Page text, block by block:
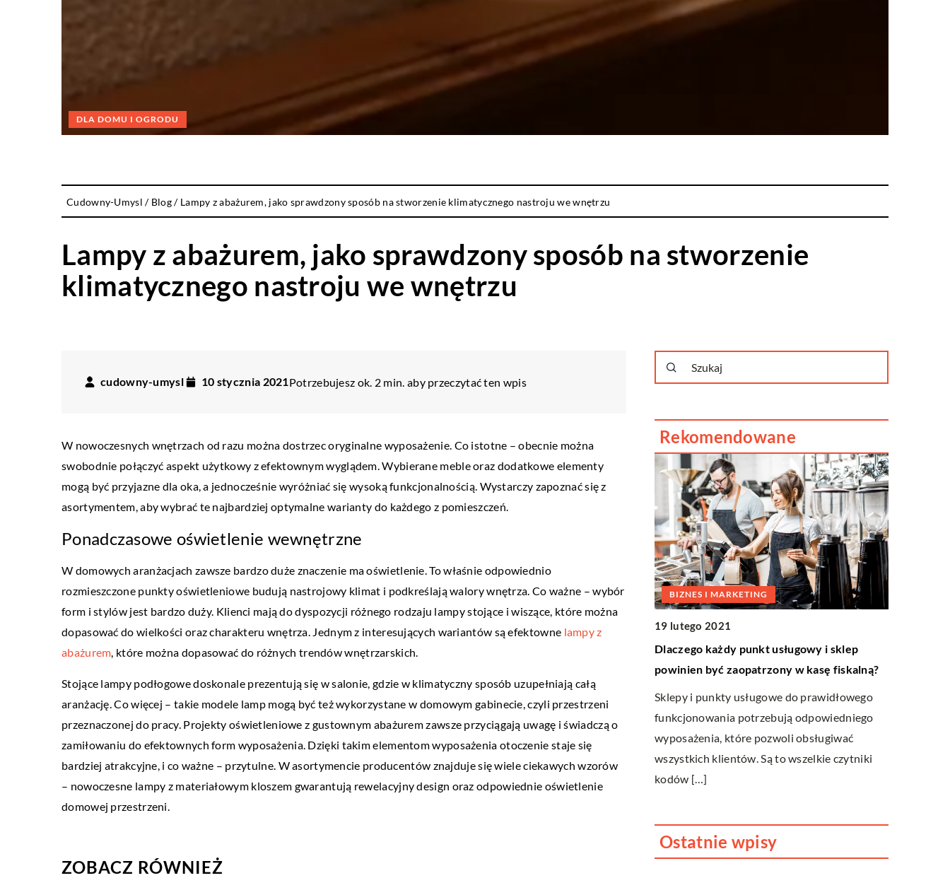
DLA DOMU I OGRODU
Cudowny-Umysl / Blog/ Lampy z abażurem, jako sprawdzony sposób na stworzenie klimatycznego nastroju we wnętrzu
Lampy z abażurem, jako sprawdzony sposób na stworzenie
klimatycznego nastroju we wnętrzu
cudowny-umysl 10 stycznia 2021Potrzebujesz ok. 2 min. aby przeczytać ten wpis
W nowoczesnych wnętrzach od razu można dostrzec oryginalne wyposażenie. Co istotne – obecnie można
swobodnie połączyć aspekt użytkowy z efektownym wyglądem. Wybierane meble oraz dodatkowe elementy
mogą być przyjazne dla oka, a jednocześnie wyróżniać się wysoką funkcjonalnością. Wystarczy zapoznać się z
asortymentem, aby wybrać te najbardziej optymalne warianty do każdego z pomieszczeń.
Ponadczasowe oświetlenie wewnętrzne
W domowych aranżacjach zawsze bardzo duże znaczenie ma oświetlenie. To właśnie odpowiednio
rozmieszczone punkty oświetleniowe budują nastrojowy klimat i podkreślają walory wnętrza. Co ważne – wybór
form i stylów jest bardzo duży. Klienci mają do dyspozycji różnego rodzaju lampy stojące i wiszące, które można
dopasować do wielkości oraz charakteru wnętrza. Jednym z interesujących wariantów są efektowne lampy z
abażurem, które można dopasować do różnych trendów wnętrzarskich.
Stojące lampy podłogowe doskonale prezentują się w salonie, gdzie w klimatyczny sposób uzupełniają całą
aranżację. Co więcej – takie modele lamp mogą być też wykorzystane w domowym gabinecie, czyli przestrzeni
przeznaczonej do pracy. Projekty oświetleniowe z gustownym abażurem zawsze przyciągają uwagę i świadczą o
zamiłowaniu do efektownych form wyposażenia. Dzięki takim elementom wyposażenia otoczenie staje się
bardziej atrakcyjne, i co ważne – przytulne. W asortymencie producentów znajduje się wiele ciekawych wzorów
– nowoczesne lampy z materiałowym kloszem gwarantują rewelacyjny design oraz odpowiednie oświetlenie
domowej przestrzeni.
ZOBACZ RÓWNIEŻ
Rekomendowane
DLA DOMU I OGRODU
Stylowe krzesła i fotele do domu z ogrodem
DLA DOMU I OGRODU BIZNES I MARKETING
19 lutego 2021
Dlaczego każdy punkt usługowy i sklep
powinien być zaopatrzony w kasę fiskalną?
Sklepy i punkty usługowe do prawidłowego
funkcjonowania potrzebują odpowiedniego
wyposażenia, które pozwoli obsługiwać
wszystkich klientów. Są to wszelkie czytniki
kodów […]
Ostatnie wpisy